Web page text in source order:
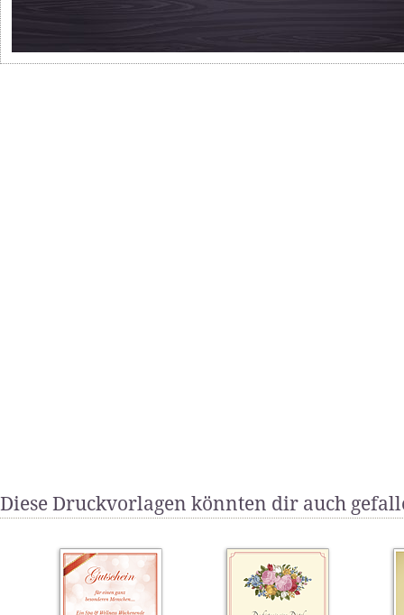
Diese Druckvorlagen könnten dir auch